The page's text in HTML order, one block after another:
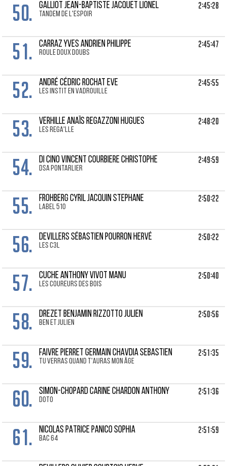
50. GALLIOT JEAN-BAPTISTE Jacquet Lionel
Tandem de l'espoir
2:45:28
51. CARRAZ YVES Andrien Philippe
roule doux doubs
2:45:47
52. ANDRÉ CÉDRIC Rochat Eve
Les instit en vadrouille
2:45:55
53. VERHILLE ANAÏS Regazzoni Hugues
Les Rega'lle
2:48:20
54. DI CINO VINCENT Courbiere Christophe
DSA PONTARLIER
2:49:59
55. FROHBERG CYRIL Jacquin Stephane
Label 510
2:50:22
56. DEVILLERS SÉBASTIEN Pourron Hervé
les C3L
2:50:22
57. CUCHE ANTHONY Vivot Manu
Les coureurs des bois
2:50:40
58. DREZET BENJAMIN Rizzotto Julien
Ben et Julien
2:50:56
59. FAIVRE PIERRET GERMAIN Chavdia Sebastien
Tu verras quand t'auras mon âge
2:51:35
60. SIMON-CHOPARD CARINE Chardon Anthony
DOTO
2:51:36
61. NICOLAS PATRICE Panico Sophia
BAC 64
2:51:59